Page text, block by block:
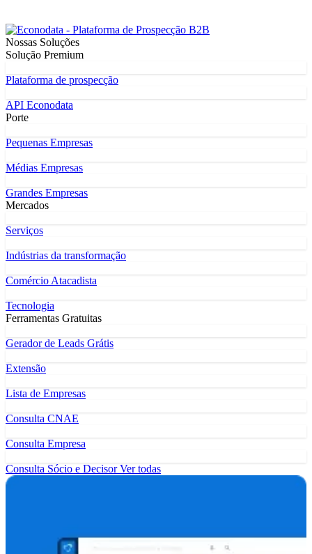
Nossas Soluções
Solução Premium
Plataforma de prospecção
API Econodata
Porte
Pequenas Empresas
Médias Empresas
Grandes Empresas
Mercados
Serviços
Indústrias da transformação
Comércio Atacadista
Tecnologia
Ferramentas Gratuitas
Gerador de Leads Grátis
Extensão
Lista de Empresas
Consulta CNAE
Consulta Empresa
Consulta Sócio e DecisorVer todas